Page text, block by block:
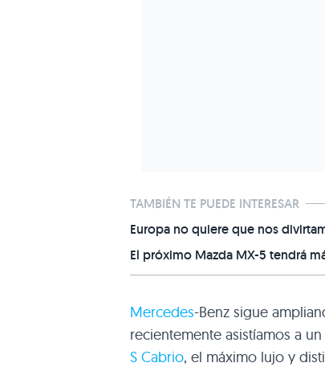
TAMBIÉN TE PUEDE INTERESAR
Europa no quiere que nos
El próximo Mazda MX-5 tendrá
Mercedes-Benz sigue
recientemente asistíamos a
S Cabrio, el máximo lujo y